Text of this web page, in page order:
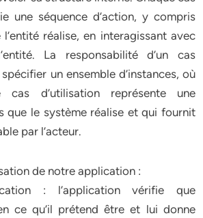
une séquence d’action, y compris
réalise, en interagissant avec
La responsabilité d’un cas
un ensemble d’instances, où
d’utilisation représente une
que le système réalise et qui fournit
par l’acteur.
de notre application :
: l’application vérifie que
ce qu’il prétend être et lui donne